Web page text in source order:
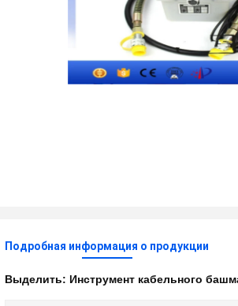
Подробная информация о продукции
Выделить: Инструмент кабельного